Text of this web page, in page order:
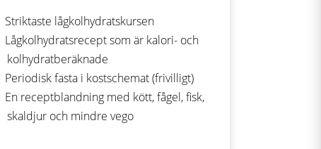
Striktaste lågkolhydratskursen
Lågkolhydratsrecept som är kalori- och
kolhydratberäknade
Periodisk fasta i kostschemat (frivilligt)
En receptblandning med kött, fågel, fisk,
skaldjur och mindre vego